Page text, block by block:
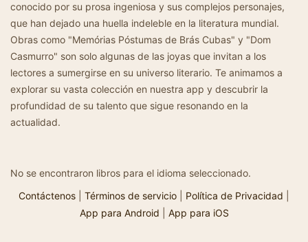
conocido por su prosa ingeniosa y sus complejos personajes,
que han dejado una huella indeleble en la literatura mundial.
Obras como "Memórias Póstumas de Brás Cubas" y "Dom
Casmurro" son solo algunas de las joyas que invitan a los
lectores a sumergirse en su universo literario. Te animamos a
explorar su vasta colección en nuestra app y descubrir la
profundidad de su talento que sigue resonando en la
actualidad.
No se encontraron libros para el idioma seleccionado.
Contáctenos
Términos de servicio Política de Privacidad
App para Android
App para iOS